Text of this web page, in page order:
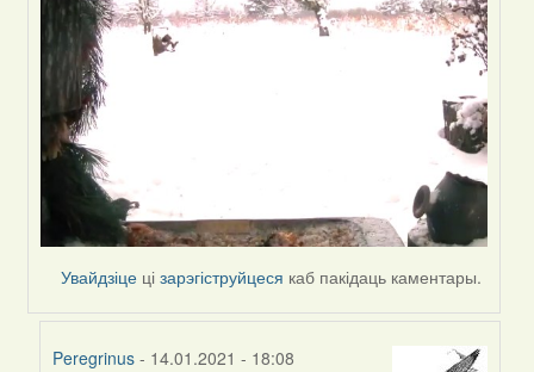
Увайдзіце цізарэгіструйцеся каб пакідаць каментары.
Peregrinus - 14.01.2021 - 18:08